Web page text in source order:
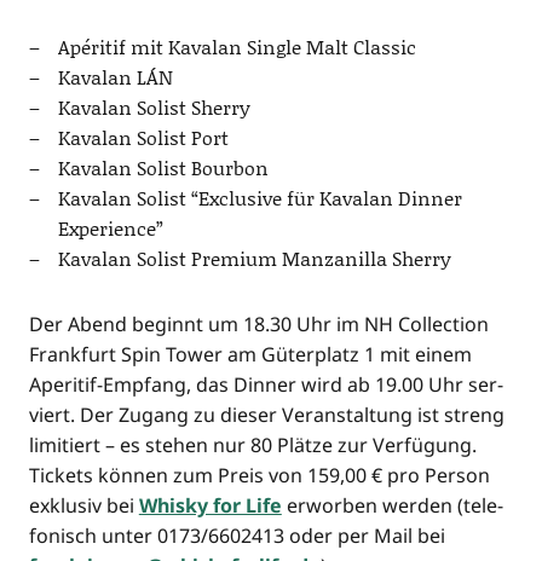
Apé­ri­tif mit Kavalan Sin­gle Malt Classic
Kavalan LÁN
Kavalan Solist Sherry
Kavalan Solist Port
Kavalan Solist Bourbon
Kavalan Solist “Exclu­si­ve für Kavalan Din­ner
Experience”
Kavalan Solist Pre­mi­um Man­z­a­nil­la Sherry
Der Abend beginnt um 18.30 Uhr im NH Coll­ec­tion
Frank­furt Spin Tower am Güter­platz 1 mit einem
Ape­ri­tif-Emp­fang, das Din­ner wird ab 19.00 Uhr ser­
viert. Der Zugang zu die­ser Ver­an­stal­tung ist streng
limi­tiert – es ste­hen nur 80 Plät­ze zur Ver­fü­gung.
Tickets kön­nen zum Preis von 159,00 € pro Per­son
exklu­siv bei Whis­ky for Life erwor­ben wer­den (tele­
fo­nisch unter 0173/6602413 oder per Mail bei